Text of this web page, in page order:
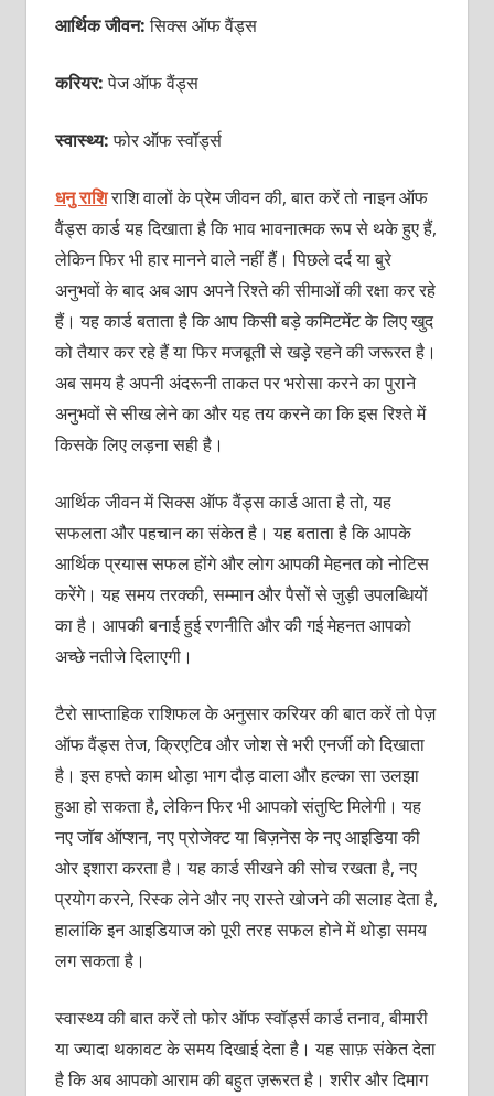
आर्थिक जीवन:सिक्स ऑफ वैंड्स
करियर:पेज ऑफ वैंड्स
स्वास्थ्य:फोर ऑफ स्वॉर्ड्स
धनु राशिराशि वालों के प्रेम जीवन की, बात करें तो नाइन ऑफ
वैंड्स कार्ड यह दिखाता है कि भाव भावनात्मक रूप से थके हुए हैं,
लेकिन फिर भी हार मानने वाले नहीं हैं। पिछले दर्द या बुरे
अनुभवों के बाद अब आप अपने रिश्ते की सीमाओं की रक्षा कर रहे
हैं। यह कार्ड बताता है कि आप किसी बड़े कमिटमेंट के लिए खुद
को तैयार कर रहे हैं या फिर मजबूती से खड़े रहने की जरूरत है।
अब समय है अपनी अंदरूनी ताकत पर भरोसा करने का पुराने
अनुभवों से सीख लेने का और यह तय करने का कि इस रिश्ते में
किसके लिए लड़ना सही है।
आर्थिक जीवन में सिक्स ऑफ वैंड्स कार्ड आता है तो, यह
सफलता और पहचान का संकेत है। यह बताता है कि आपके
आर्थिक प्रयास सफल होंगे और लोग आपकी मेहनत को नोटिस
करेंगे। यह समय तरक्की, सम्मान और पैसों से जुड़ी उपलब्धियों
का है। आपकी बनाई हुई रणनीति और की गई मेहनत आपको
अच्छे नतीजे दिलाएगी।
टैरो साप्ताहिक राशिफल के अनुसार करियर की बात करें तो पेज़
ऑफ वैंड्स तेज, क्रिएटिव और जोश से भरी एनर्जी को दिखाता
है। इस हफ्ते काम थोड़ा भाग दौड़ वाला और हल्का सा उलझा
हुआ हो सकता है, लेकिन फिर भी आपको संतुष्टि मिलेगी। यह
नए जॉब ऑप्शन, नए प्रोजेक्ट या बिज़नेस के नए आइडिया की
ओर इशारा करता है। यह कार्ड सीखने की सोच रखता है, नए
प्रयोग करने, रिस्क लेने और नए रास्ते खोजने की सलाह देता है,
हालांकि इन आइडियाज को पूरी तरह सफल होने में थोड़ा समय
लग सकता है।
स्वास्थ्य की बात करें तो फोर ऑफ स्वॉर्ड्स कार्ड तनाव, बीमारी
या ज्यादा थकावट के समय दिखाई देता है। यह साफ़ संकेत देता
है कि अब आपको आराम की बहुत ज़रूरत है। शरीर और दिमाग